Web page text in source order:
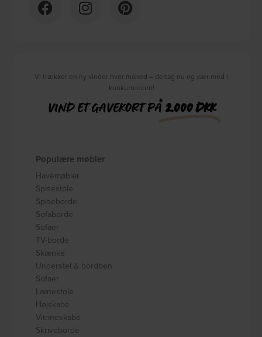
Vi trækker en ny vinder hver måned – deltag nu og vær med i
konkurrencen!
VIND ET GAVEKORT PÅ2.000 DKK
Populære møbler
Havemøbler
Spisestole
Spiseborde
Sofaborde
Sofaer
TV-borde
Skænke
Understel & bordben
Sofaer
Lænestole
Højskabe
Vitrineskabe
Skriveborde